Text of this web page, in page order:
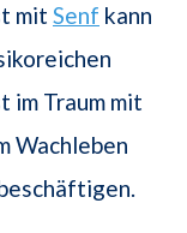
mit Senf kann
im Traum mit
Wachleben